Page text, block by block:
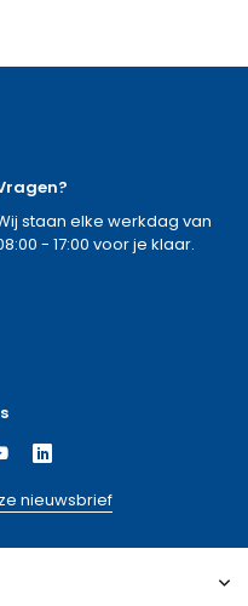
staan elke werkdag van
- 17:00 voor je klaar.
nieuwsbrief